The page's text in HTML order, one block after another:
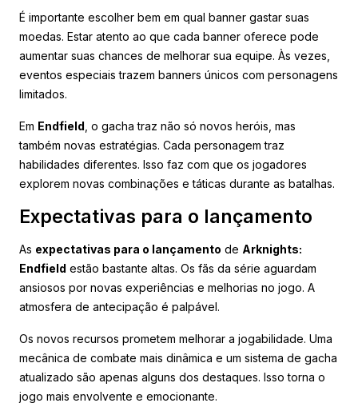
É importante escolher bem em qual banner gastar suas
moedas. Estar atento ao que cada banner oferece pode
aumentar suas chances de melhorar sua equipe. Às vezes,
eventos especiais trazem banners únicos com personagens
limitados.
Em Endfield , o gacha traz não só novos heróis, mas
também novas estratégias. Cada personagem traz
habilidades diferentes. Isso faz com que os jogadores
explorem novas combinações e táticas durante as batalhas.
Expectativas para o lançamento
As expectativas para o lançamento de Arknights:
Endfield estão bastante altas. Os fãs da série aguardam
ansiosos por novas experiências e melhorias no jogo. A
atmosfera de antecipação é palpável.
Os novos recursos prometem melhorar a jogabilidade. Uma
mecânica de combate mais dinâmica e um sistema de gacha
atualizado são apenas alguns dos destaques. Isso torna o
jogo mais envolvente e emocionante.